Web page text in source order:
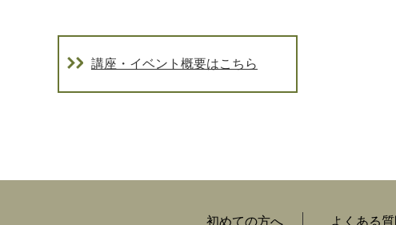
講座・イベント概要はこちら
初めての方へ よくある質